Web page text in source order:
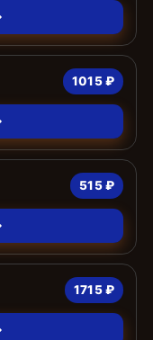
1015 ₽
515 ₽
1715 ₽